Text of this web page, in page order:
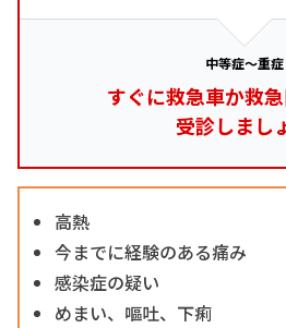
中等症～重症
すぐに救急車か救
受診しまし
高熱
今までに経験のある痛み
感染症の疑い
めまい、嘔吐、下痢